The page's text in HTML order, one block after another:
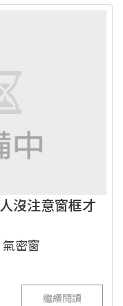
沒注意窗框才
氣密窗
繼續閱讀